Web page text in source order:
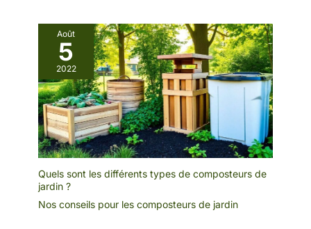
Août
5
2022
Quels sont les différents types de composteurs de
jardin ?
Nos conseils pour les composteurs de jardin